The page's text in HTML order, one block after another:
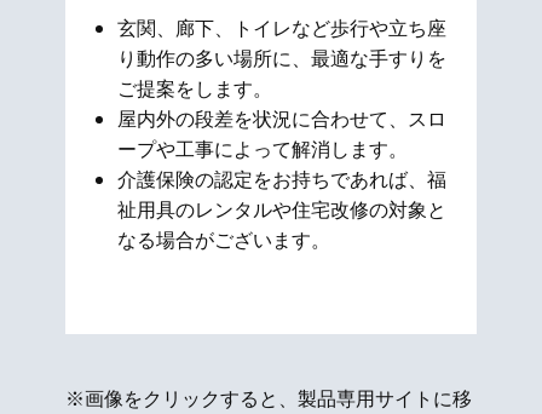
玄関、廊下、トイレなど歩行や立ち座
り動作の多い場所に、最適な手すりを
ご提案をします。
屋内外の段差を状況に合わせて、スロ
ープや工事によって解消します。
介護保険の認定をお持ちであれば、福
祉用具のレンタルや住宅改修の対象と
なる場合がございます。
※画像をクリックすると、製品専用サイトに移